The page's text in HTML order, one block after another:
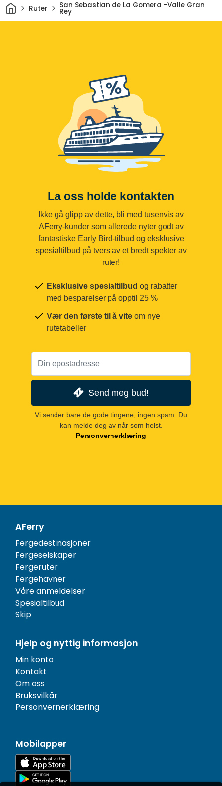
HjemRuter San Sebastian de La Gomera -Valle Gran
Rey
La oss holde kontakten
Ikke gå glipp av dette, bli med tusenvis av
AFerry-kunder som allerede nyter godt av
fantastiske Early Bird-tilbud og eksklusive
spesialtilbud på tvers av et bredt spekter av
ruter!
Eksklusive spesialtilbud og rabatter
med besparelser på opptil 25 %
Vær den første til å vite om nye
rutetabeller
Send meg bud!
Vi sender bare de gode tingene, ingen spam. Du
kan melde deg av når som helst.
Personvernerklæring
AFerry
Fergedestinasjoner
Fergeselskaper
Fergeruter
Fergehavner
Våre anmeldelser
Spesialtilbud
Skip
Hjelp og nyttig informasjon
Min konto
Kontakt
Om oss
Bruksvilkår
Personvernerklæring
Mobilapper